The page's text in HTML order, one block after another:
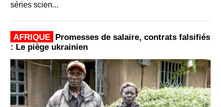
séries scien...
AFRIQUE
Promesses de salaire, contrats falsifiés
: Le piège ukrainien